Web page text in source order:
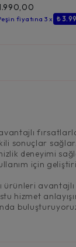
fiyatına 3 x ₺
sonuçlar
deneyimi
için
ürünleri